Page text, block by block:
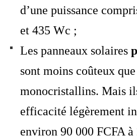
d’une puissance
et 435 Wc ;
Les panneaux solaires
sont moins coûteux
monocristallins. Mais
efficacité légèrement
environ 90 000 FCFA à